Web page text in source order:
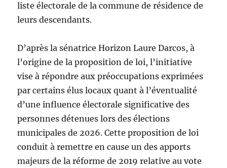
liste électorale de la commune de résidence de
leurs descendants.
D’après la sénatrice Horizon Laure Darcos, à
l’origine de la proposition de loi, l’initiative
vise à répondre aux préoccupations exprimées
par certains élus locaux quant à l’éventualité
d’une influence électorale significative des
personnes détenues lors des élections
municipales de 2026. Cette proposition de loi
conduit à remettre en cause un des apports
majeurs de la réforme de 2019 relative au vote